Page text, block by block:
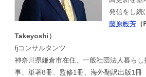
発信をし続
藤原毅芳
Takeyoshi）
fjコンサルタンツ
神奈川県鎌倉市在住、一般社団法人暮らし
事、単著8冊、監修1冊、海外翻訳出版1冊